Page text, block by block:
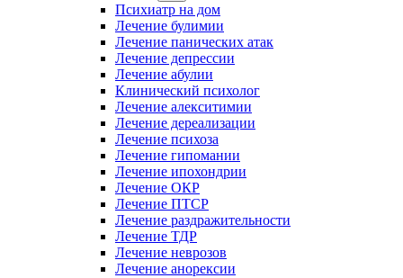
Психиатр на дом
Лечение булимии
Лечение панических атак
Лечение депрессии
Лечение абулии
Клинический психолог
Лечение алекситимии
Лечение дереализации
Лечение психоза
Лечение гипомании
Лечение ипохондрии
Лечение ОКР
Лечение ПТСР
Лечение раздражительности
Лечение ТДР
Лечение неврозов
Лечение анорексии